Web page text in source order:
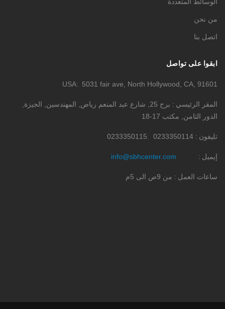
الوسائط المتعددة
من نحن
اتصل بنا
ابقوا على تواصل
USA 5031 fair ave, North Hollywood, CA, 91601
المقر الرئيسي
برج 25, شارع عبد المنعم رياض, المهندسين, الجيزة,
الدور الثامن, مكتب 17-18
تليفون 0233350114
0233350115
إيميل info@sbhcenter.com
ساعات العمل من 9ص الى 5م